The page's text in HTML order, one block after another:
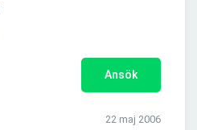
Ansök
22 maj 2006